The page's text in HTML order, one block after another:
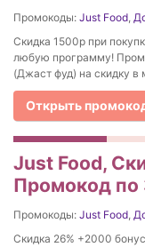
Промокоды: Just Food,
Скидка 1500р при
любую программу!
(Джаст фуд) на скидку в
Открыть
Just Food,
Промокод по
Промокоды: Just Food,
Скидка 26% +2000